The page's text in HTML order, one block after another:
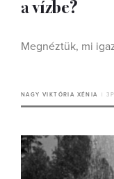
a vízbe?
Megnéztük, mi
NAGY VIKTÓRIA XÉNIA 3